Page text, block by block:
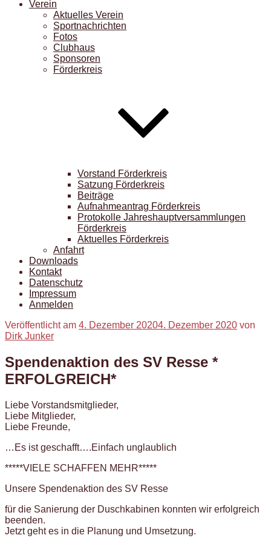
Verein
Aktuelles Verein
Sportnachrichten
Fotos
Clubhaus
Sponsoren
Förderkreis
Vorstand Förderkreis
Satzung Förderkreis
Beiträge
Aufnahmeantrag Förderkreis
Protokolle Jahreshauptversammlungen
Förderkreis
Aktuelles Förderkreis
Anfahrt
Downloads
Kontakt
Datenschutz
Impressum
Anmelden
Veröffentlicht am 4. Dezember 20204. Dezember 2020 von
Dirk Junker
Spendenaktion des SV Resse *
ERFOLGREICH*
Liebe Vorstandsmitglieder,
Liebe Mitglieder,
Liebe Freunde,
…Es ist geschafft….Einfach unglaublich
*****VIELE SCHAFFEN MEHR*****
Unsere Spendenaktion des SV Resse
für die Sanierung der Duschkabinen konnten wir erfolgreich
beenden.
Jetzt geht es in die Planung und Umsetzung.